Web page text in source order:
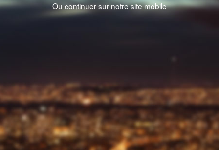
Ou continuer sur notre site mobile